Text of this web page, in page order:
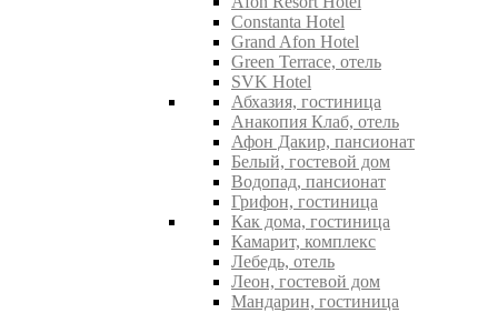
Constanta Hotel
Grand Afon Hotel
Green Terrace, отель
SVK Hotel
Абхазия, гостиница
Анакопия Клаб, отель
Афон Дакир, пансионат
Белый, гостевой дом
Водопад, пансионат
Грифон, гостиница
Как дома, гостиница
Камарит, комплекс
Лебедь, отель
Леон, гостевой дом
Мандарин, гостиница